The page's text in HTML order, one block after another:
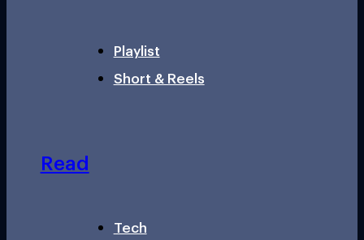
Playlist
Short & Reels
Read
Tech